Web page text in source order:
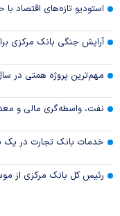
استودیو تازه‌های اقتصاد با
آرایش جنگی بانک مرکزی
مهم‌ترین پروژه همتی در سال
نفت، واسطه‌گری مالی و
خدمات بانک تجارت در یک
رئیس کل بانک مرکزی از